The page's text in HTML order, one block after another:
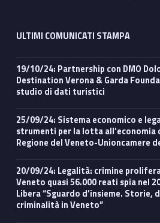
ULTIMI COMUNICATI STAMPA
19/10/24: Partnership con DMO Dolomiti Bellunesi e
Destination Verona & Garda
studio di dati turistici
25/09/24: Sistema economico e legalità, regole e
strumenti per la lotta all’economia
Regione del Veneto-Unioncamere
20/09/24: Legalità: crimine proliferato in pandemia, in
Veneto quasi 56.000 reati spia nel
Libera “Sguardo d’insieme. Storie,
criminalità in Veneto”